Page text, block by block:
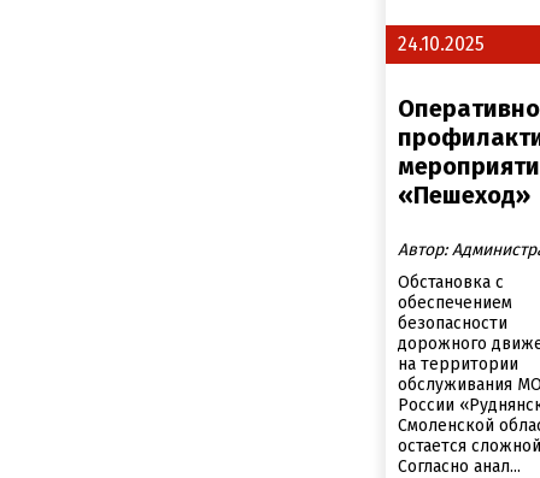
24.10.2025
«Пешеход»
Автор:
Обстановка с
обеспечением
безопасности
дорожного
на территории
обслуживания
России
Смоленской
остается
Согласно анал...